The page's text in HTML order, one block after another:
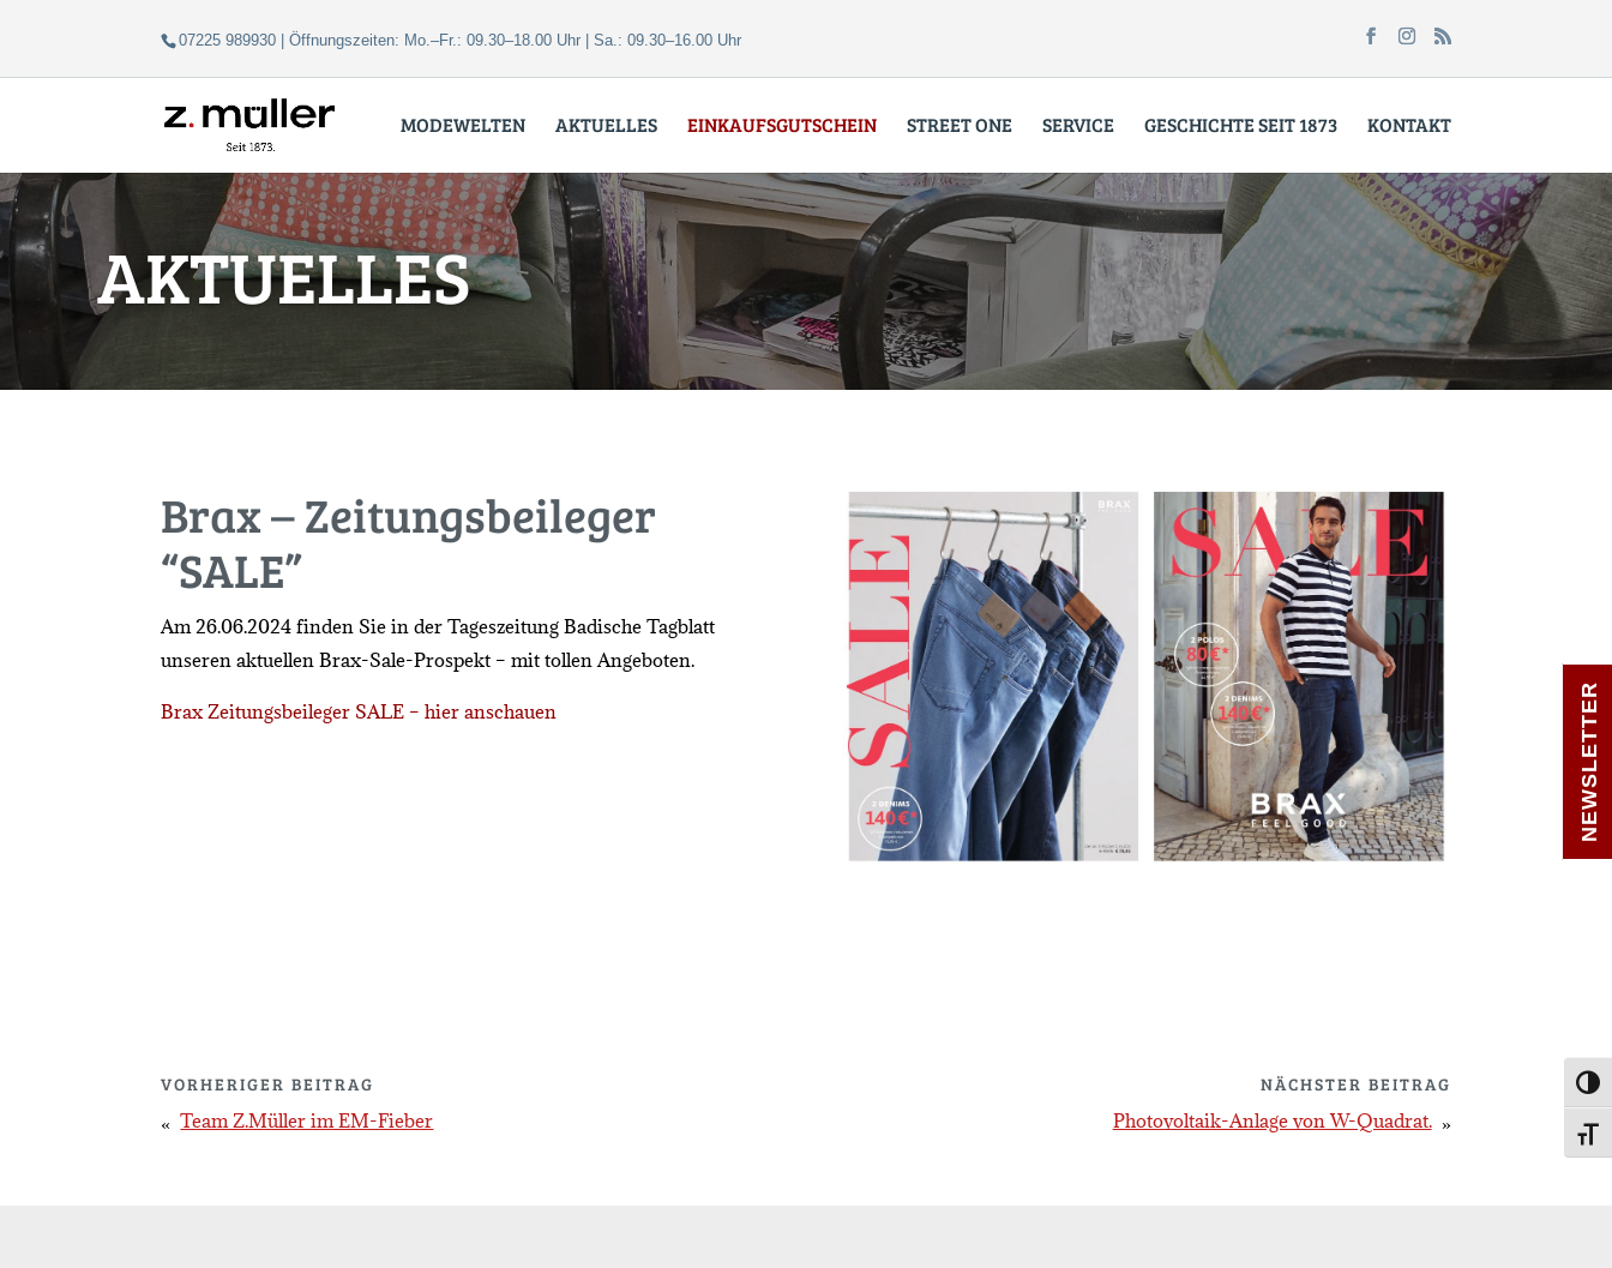
springen
springen
07225 989930 | Öffnungszeiten: Mo.–Fr.: 09.30–18.00 Uhr | Sa.: 09.30–16.00 Uhr
MODEWELTEN AKTUELLES EINKAUFSGUTSCHEIN STREET ONE SERVICE GESCHICHTE SEIT 1873 KONTAKT
AKTUELLES
Brax – Zeitungsbeileger
“SALE”
Am 26.06.2024 finden Sie in der Tageszeitung Badische Tagblatt
unseren aktuellen Brax-Sale-Prospekt – mit tollen Angeboten.
Brax Zeitungsbeileger SALE – hier anschauen
VORHERIGER BEITRAG
Team Z.Müller im EM-Fieber
NÄCHSTER BEITRAG
Photovoltaik-Anlage von W-Quadrat.
NEWSLETTER